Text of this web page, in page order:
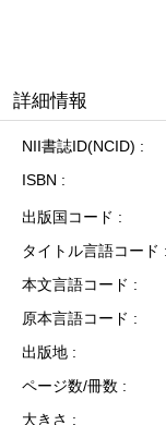
詳細情報
NII書誌ID(NCID)
ISBN
出版国コード
タイトル言語コード
本文言語コード
原本言語コード
出版地
ページ数/冊数
大きさ